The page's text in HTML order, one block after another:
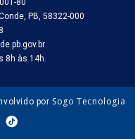
80
PB, 58322-000
8h às 14h.
por Sogo Tecnologia